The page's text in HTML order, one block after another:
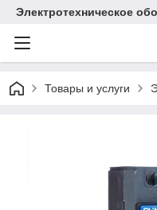
Электротехническое
Товары и услуги